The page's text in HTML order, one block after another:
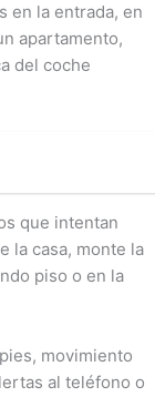
en la entrada, en
apartamento,
del coche
que intentan
la casa, monte la
piso o en la
movimiento
al teléfono o